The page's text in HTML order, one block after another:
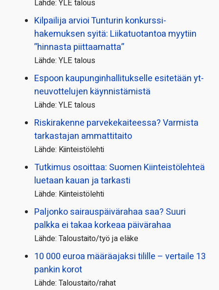
Lähde: YLE talous
Kilpailija arvioi Tunturin konkurssi­
hakemuksen syitä: Liikatuotantoa myytiin
”hinnasta piittaamatta”
Lähde: YLE talous
Espoon kaupungin­hallitukselle esitetään yt-
neuvottelujen käynnistämistä
Lähde: YLE talous
Riskirakenne parvekekaiteessa? Varmista
tarkastajan ammattitaito
Lähde: Kiinteistölehti
Tutkimus osoittaa: Suomen Kiinteistölehteä
luetaan kauan ja tarkasti
Lähde: Kiinteistölehti
Paljonko sairauspäivä­rahaa saa? Suuri
palkka ei takaa korkeaa päivärahaa
Lähde: Taloustaito/työ ja eläke
10 000 euroa määräajaksi tilille – vertaile 13
pankin korot
Lähde: Taloustaito/rahat